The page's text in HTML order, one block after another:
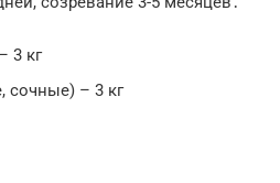
3 кг
сочные) – 3 кг